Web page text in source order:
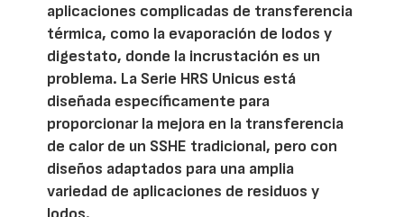
aplicaciones complicadas de transferencia
térmica, como la evaporación de lodos y
digestato, donde la incrustación es un
problema. La Serie HRS Unicus está
diseñada específicamente para
proporcionar la mejora en la transferencia
de calor de un SSHE tradicional, pero con
diseños adaptados para una amplia
variedad de aplicaciones de residuos y